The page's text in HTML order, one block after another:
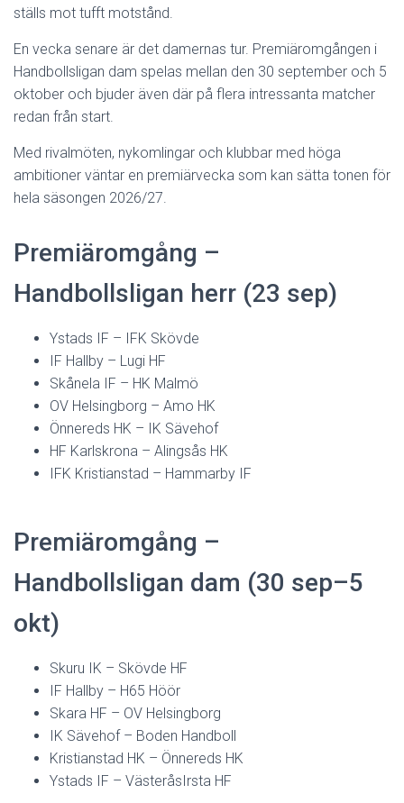
ställs mot tufft motstånd.
En vecka senare är det damernas tur. Premiäromgången i
Handbollsligan dam spelas mellan den 30 september och 5
oktober och bjuder även där på flera intressanta matcher
redan från start.
Med rivalmöten, nykomlingar och klubbar med höga
ambitioner väntar en premiärvecka som kan sätta tonen för
hela säsongen 2026/27.
Premiäromgång –
Handbollsligan herr (23 sep)
Ystads IF – IFK Skövde
IF Hallby – Lugi HF
Skånela IF – HK Malmö
OV Helsingborg – Amo HK
Önnereds HK – IK Sävehof
HF Karlskrona – Alingsås HK
IFK Kristianstad – Hammarby IF
Premiäromgång –
Handbollsligan dam (30 sep–5
okt)
Skuru IK – Skövde HF
IF Hallby – H65 Höör
Skara HF – OV Helsingborg
IK Sävehof – Boden Handboll
Kristianstad HK – Önnereds HK
Ystads IF – VästeråsIrsta HF